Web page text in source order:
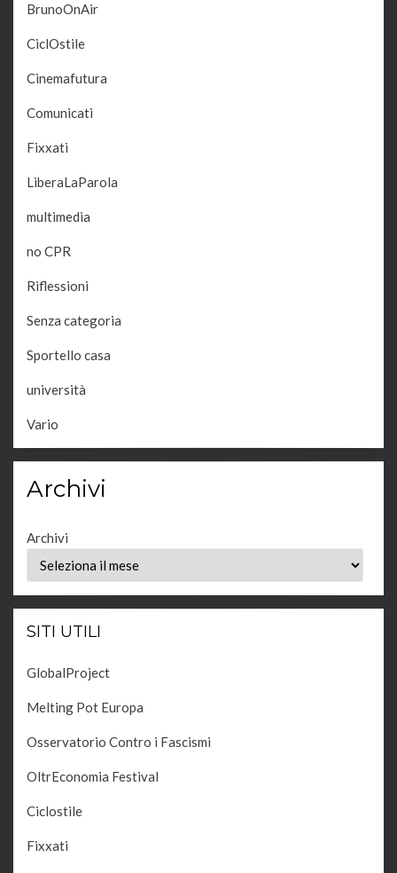
BrunoOnAir
CiclOstile
Cinemafutura
Comunicati
Fixxati
LiberaLaParola
multimedia
no CPR
Riflessioni
Senza categoria
Sportello casa
università
Vario
Archivi
Archivi
SITI UTILI
GlobalProject
Melting Pot Europa
Osservatorio Contro i Fascismi
OltrEconomia Festival
Ciclostile
Fixxati